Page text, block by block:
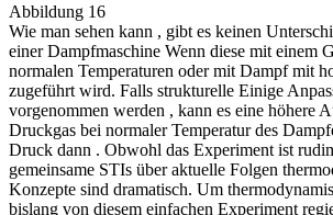
Abbildung 16
Wie man sehen kann , gibt es keinen
einer Dampfmaschine Wenn diese mit einem
normalen Temperaturen oder mit Dampf mit
zugeführt wird. Falls strukturelle Einige
vorgenommen werden , kann es eine höhere
Druckgas bei normaler Temperatur des
Druck dann . Obwohl das Experiment ist
gemeinsame STIs über aktuelle Folgen
Konzepte sind dramatisch. Um
bislang von diesem einfachen Experiment